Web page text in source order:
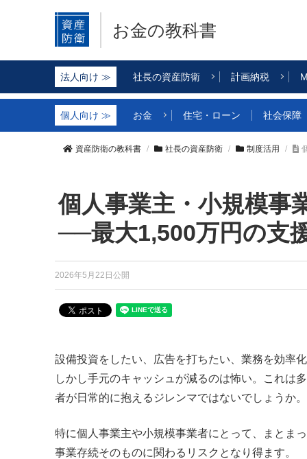
お金の教科書
社長の資産防衛 計画納税
お金 住宅・ローン 社会保障
資産防衛の教科書 社長の資産防衛 制度活用
個人事業主・小規模事
──最大1,500万円の支
2026年5月22日公開
設備投資をしたい、広告を打ちたい、業務を効率
しかし手元のキャッシュが減るのは怖い。これは
者が日常的に抱えるジレンマではないでしょうか。
特に個人事業主や小規模事業者にとって、まとま
事業存続そのものに関わるリスクとなり得ます。